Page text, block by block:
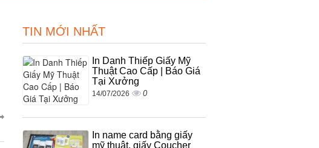
TIN MỚI NHẤT
In Danh Thiếp Giấy Mỹ
Thuật Cao Cấp | Báo Giá
Tại Xưởng
14/07/2026 0
In name card bằng giấy
mỹ thuật, giấy Coucher